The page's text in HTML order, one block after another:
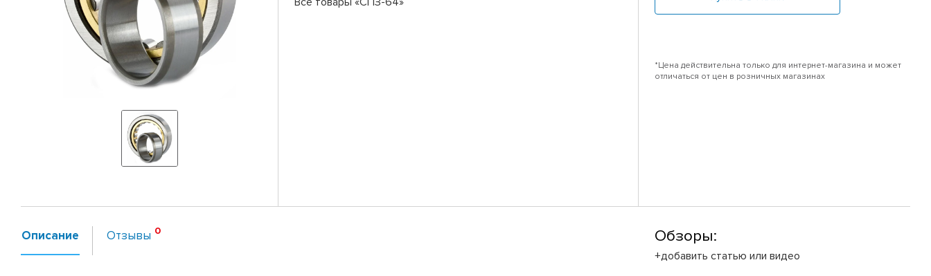
*Цена действительна только для интернет-магазина и может
отличаться от цен в розничных магазинах
Описание Отзывы Обзоры:
+добавить статью или видео